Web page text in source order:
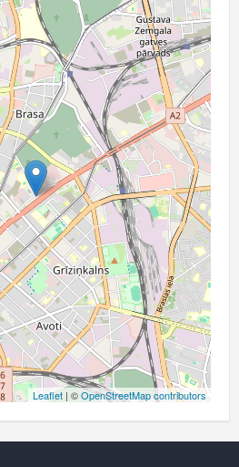
Leaflet | ©OpenStreetMap contributors